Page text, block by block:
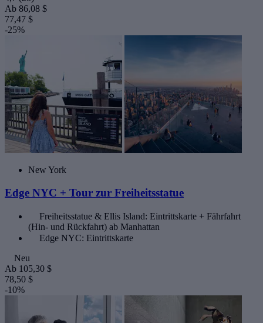
Ab 86,08 $
77,47 $
-25%
New York
Edge NYC + Tour zur Freiheitsstatue
Freiheitsstatue & Ellis Island: Eintrittskarte + Fährfahrt
(Hin- und Rückfahrt) ab Manhattan
Edge NYC: Eintrittskarte
Neu
Ab 105,30 $
78,50 $
-10%